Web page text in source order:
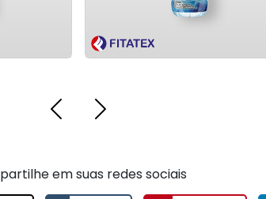
em suas redes sociais